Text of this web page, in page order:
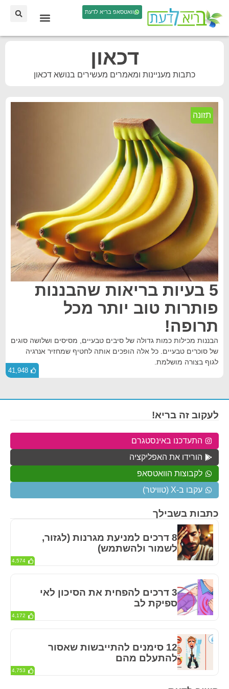
וואטסאפ בריא לדעת
דכאון
כתבות מעניינות ומאמרים מעשירים בנושא דכאון
תזונה
5 בעיות בריאות שהבננות
פותרות טוב יותר מכל
תרופה!
הבננות מכילות כמות גדולה של סיבים טבעיים, מסיסים ושלושה סוגים
של סוכרים טבעיים. כל אלה הופכים אותה לחטיף שמחזיר אנרגיה
לגוף בצורה מושלמת.
41,948
כתבות בשבילך
8 דרכים למניעת מגרנות (לגזור,
לשמור ולהשתמש)
4,574
3 דרכים להפחית את הסיכון לאי
ספיקת לב
4,172
12 סימנים להתייבשות שאסור
להתעלם מהם
4,753
לעקוב זה בריא!
התעדכנו באינסטגרם
הורידו את האפליקציה
לקבוצות הוואטסאפ
עקבו ב-X (טוויטר)